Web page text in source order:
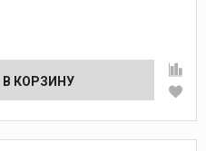
В КОРЗИНУ